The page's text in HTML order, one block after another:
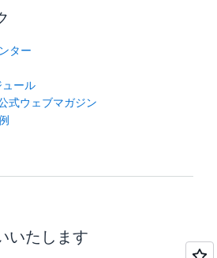
ター
ュール
式ウェブマガジン
いたします